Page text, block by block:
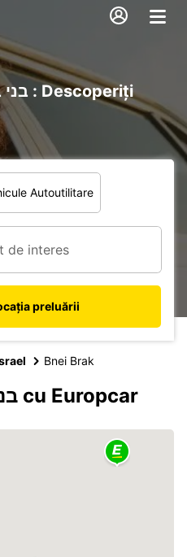
Autoutilitare
preluării
Bnei Brak
Descoperiți בני ברק cu Europcar